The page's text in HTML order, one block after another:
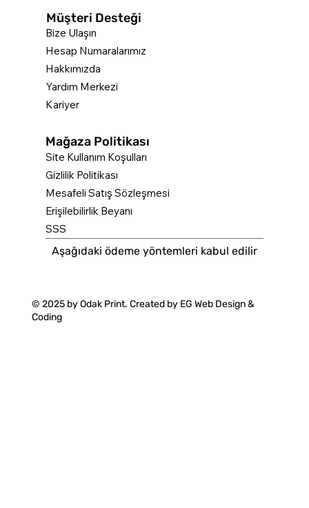
Mağaza Politikası
Site Kullanım Koşulları
Gizlilik Politikası
Mesafeli Satış Sözleşmesi
Erişilebilirlik Beyanı
SSS
Bize Ulaşın
Hesap Numaralarımız
Hakkımızda
Yardım Merkezi
Kariyer
Müşteri Desteği
© 2025 by Odak Print. Created by EG Web Design &
Coding
Aşağıdaki ödeme yöntemleri kabul edilir